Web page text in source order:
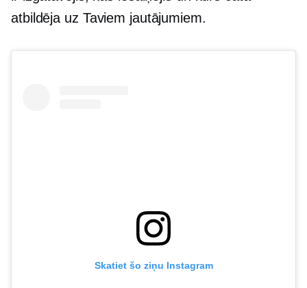
atbildēja uz Taviem jautājumiem.
Skatiet šo ziņu Instagram